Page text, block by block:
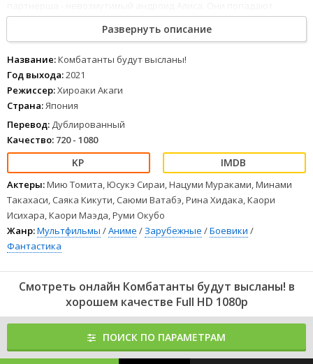
на планету, где живут волшебные существа и орудует группа
злодеев, которая называет себя Армией повелителя демонов.
С ними и предстоит разобраться агенту Шесть, ведь миру
не нужны две злодейские организации.
Развернуть описание
Название:Комбатанты будут высланы!
Год выхода:2021
Режиссер:Хироаки Акаги
Страна:Япония
Перевод: Дублированный
Качество: 720 - 1080
Актеры:Мию Томита, Юсукэ Сираи, Нацуми Мураками, Минами
Такахаси, Саяка Кикути, Саюми Ватабэ, Рина Хидака, Каори
Исихара, Каори Маэда, Руми Окубо
Жанр:Мультфильмы /Аниме / Зарубежные /Боевики /
Фантастика
Смотреть онлайн Комбатанты будут высланы! в
хорошем качестве Full HD 1080p
ПОИСК ПО ПАРАМЕТРАМ